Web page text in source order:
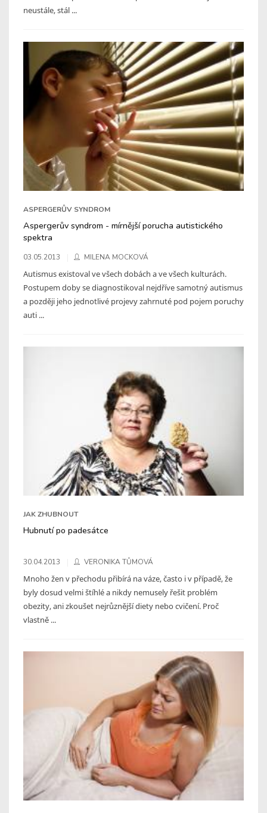
neustále, stál ...
ASPERGERŮV SYNDROM
Aspergerův syndrom - mírnější porucha autistického
spektra
03.05.2013 MILENA MOCKOVÁ
Autismus existoval ve všech dobách a ve všech kulturách.
Postupem doby se diagnostikoval nejdříve samotný autismus
a později jeho jednotlivé projevy zahrnuté pod pojem poruchy
auti ...
JAK ZHUBNOUT
Hubnutí po padesátce
30.04.2013 VERONIKA TŮMOVÁ
Mnoho žen v přechodu přibírá na váze, často i v případě, že
byly dosud velmi štíhlé a nikdy nemusely řešit problém
obezity, ani zkoušet nejrůznější diety nebo cvičení. Proč
vlastně ...